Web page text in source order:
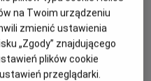
przez przypadek
na całym świecie.
aby naprawić własne
To zabawna
i wielkich ambicjach
na Twoim urządzeniu
zmienić ustawienia
„Zgody” znajdującego
plików cookie
przeglądarki.